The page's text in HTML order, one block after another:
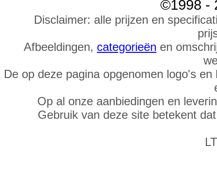
©1998 -
Disclaimer: alle prijzen en
Afbeeldingen, categorieën en
De op deze pagina opgenomen logo's
Op al onze aanbiedingen en
Gebruik van deze site betekent